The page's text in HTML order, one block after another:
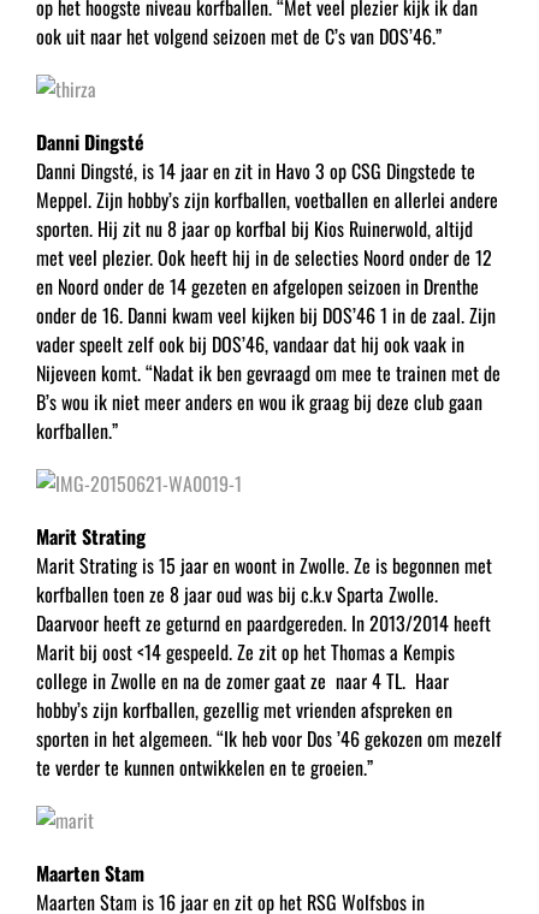
op het hoogste niveau korfballen. “Met veel plezier kijk ik dan
ook uit naar het volgend seizoen met de C’s van DOS’46.”
Danni Dingsté
Danni Dingsté, is 14 jaar en zit in Havo 3 op CSG Dingstede te
Meppel. Zijn hobby’s zijn korfballen, voetballen en allerlei andere
sporten. Hij zit nu 8 jaar op korfbal bij Kios Ruinerwold, altijd
met veel plezier. Ook heeft hij in de selecties Noord onder de 12
en Noord onder de 14 gezeten en afgelopen seizoen in Drenthe
onder de 16. Danni kwam veel kijken bij DOS’46 1 in de zaal. Zijn
vader speelt zelf ook bij DOS’46, vandaar dat hij ook vaak in
Nijeveen komt. “Nadat ik ben gevraagd om mee te trainen met de
B’s wou ik niet meer anders en wou ik graag bij deze club gaan
korfballen.”
Marit Strating
Marit Strating is 15 jaar en woont in Zwolle. Ze is begonnen met
korfballen toen ze 8 jaar oud was bij c.k.v Sparta Zwolle.
Daarvoor heeft ze geturnd en paardgereden. In 2013/2014 heeft
Marit bij oost <14 gespeeld. Ze zit op het Thomas a Kempis
college in Zwolle en na de zomer gaat ze naar 4 TL. Haar
hobby’s zijn korfballen, gezellig met vrienden afspreken en
sporten in het algemeen. “Ik heb voor Dos ’46 gekozen om mezelf
te verder te kunnen ontwikkelen en te groeien.”
Maarten Stam
Maarten Stam is 16 jaar en zit op het RSG Wolfsbos in